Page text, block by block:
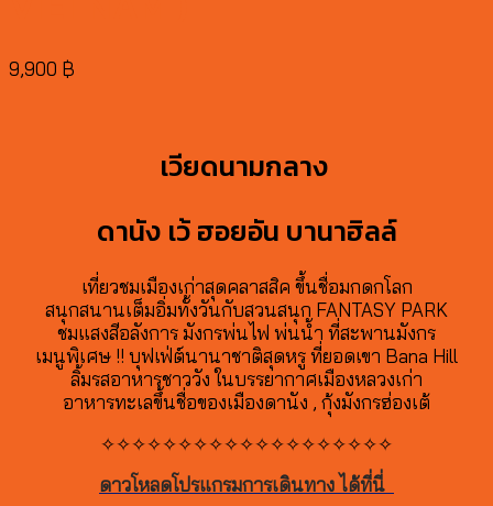
9,900 ฿
เวียดนามกลาง
ดานัง เว้ ฮอยอัน บานาฮิลล์
เที่ยวชมเมืองเก่าสุดคลาสสิค ขึ้นชื่อมกดกโลก
สนุกสนานเต็มอิ่มทั้งวันกับสวนสนุก FANTASY PARK
ชมแสงสีอลังการ มังกรพ่นไฟ พ่นน้ำ ที่สะพานมังกร
เมนูพิเศษ !! บุฟเฟ่ต์นานาชาติสุดหรู ที่ยอดเขา Bana Hill
ลิ้มรสอาหารชาววัง ในบรรยากาศเมืองหลวงเก่า
อาหารทะเลขึ้นชื่อของเมืองดานัง , กุ้งมังกรฮ่องเต้
✧✧✧✧✧✧✧✧✧✧✧✧✧✧✧✧✧✧✧
ดาวโหลดโปรแกรมการเดินทาง ได้ที่นี่